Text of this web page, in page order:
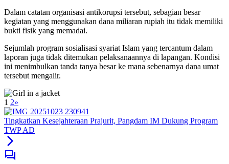
Dalam catatan organisasi antikorupsi tersebut, sebagian besar
kegiatan yang menggunakan dana miliaran rupiah itu tidak memiliki
bukti fisik yang memadai.
Sejumlah program sosialisasi syariat Islam yang tercantum dalam
laporan juga tidak ditemukan pelaksanaannya di lapangan. Kondisi
ini menimbulkan tanda tanya besar ke mana sebenarnya dana umat
tersebut mengalir.
1 2»
Tingkatkan Kesejahteraan Prajurit, Pangdam IM Dukung Program
TWP AD